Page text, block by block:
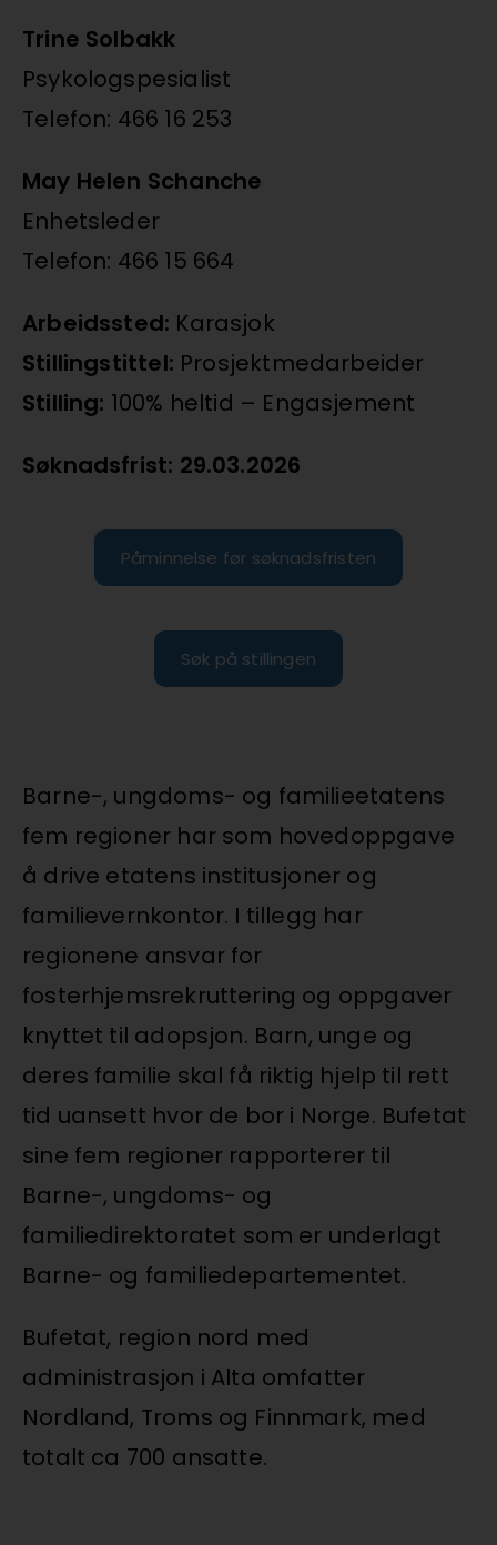
Trine Solbakk
Psykologspesialist
Telefon: 466 16 253
May Helen Schanche
Enhetsleder
Telefon: 466 15 664
Arbeidssted: Karasjok
Stillingstittel: Prosjektmedarbeider
Stilling: 100% heltid – Engasjement
Søknadsfrist: 29.03.2026
Påminnelse før søknadsfristen
Søk på stillingen
Barne-, ungdoms- og familieetatens
fem regioner har som hovedoppgave
å drive etatens institusjoner og
familievernkontor. I tillegg har
regionene ansvar for
fosterhjemsrekruttering og oppgaver
knyttet til adopsjon. Barn, unge og
deres familie skal få riktig hjelp til rett
tid uansett hvor de bor i Norge. Bufetat
sine fem regioner rapporterer til
Barne-, ungdoms- og
familiedirektoratet som er underlagt
Barne- og familiedepartementet.
Bufetat, region nord med
administrasjon i Alta omfatter
Nordland, Troms og Finnmark, med
totalt ca 700 ansatte.